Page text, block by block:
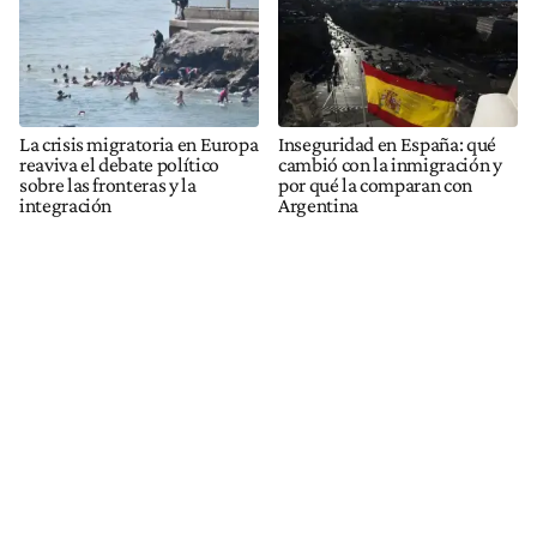
La crisis migratoria en Europa
reaviva el debate político
sobre las fronteras y la
integración
Inseguridad en España: qué
cambió con la inmigración y
por qué la comparan con
Argentina